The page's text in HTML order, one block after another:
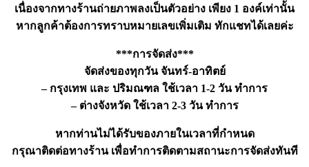
เนื่องจากทางร้านถ่ายภาพลงเป็นตัวอย่าง เพียง 1 องค์เท่านั้น
หากลูกค้าต้องการทราบหมายเลขเพิ่มเติม ทักแชทได้เลยค่ะ
***การจัดส่ง***
จัดส่งของทุกวัน จันทร์-อาทิตย์
– กรุงเทพ และ ปริมณฑล ใช้เวลา 1-2 วัน ทำการ
– ต่างจังหวัด ใช้เวลา 2-3 วัน ทำการ
หากท่านไม่ได้รับของภายในเวลาที่กำหนด
กรุณาติดต่อทางร้าน เพื่อทำการติดตามสถานะการจัดส่งทันที